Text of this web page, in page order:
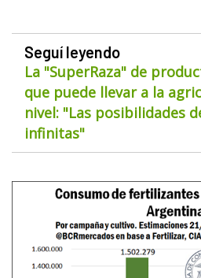
Seguí leyendo
La "SuperRaza" de
que puede llevar a la
nivel: "Las posibilidades
infinitas"